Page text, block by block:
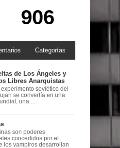
906
Categorías
de Los Ángeles y
Libres Anarquistas
soviético del
se convertía en una
una ...
son poderes
concedidos por el
los vampiros desarrollan